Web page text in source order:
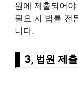
원에 제출되어야
필요 시 법률 전
니다.
3, 법원 제